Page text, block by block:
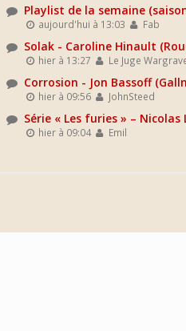
Playlist de la semaine
aujourd'hui à 13:03 Fab
Solak - Caroline Hinault
hier à 13:27 Le Juge
Corrosion - Jon Bassoff
hier à 09:56 JohnSteed
Série « Les furies » – Nicolas
hier à 09:04 Emil